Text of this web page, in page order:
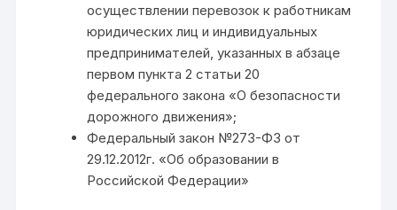
осуществлении перевозок к работникам
юридических лиц и индивидуальных
предпринимателей, указанных в абзаце
первом пункта 2 статьи 20
федерального закона «О безопасности
дорожного движения»;
Федеральный закон №273-ФЗ от
29.12.2012г. «Об образовании в
Российской Федерации»